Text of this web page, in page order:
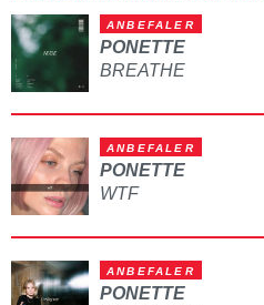
ANBEFALER
PONETTE
BREATHE
ANBEFALER
PONETTE
WTF
ANBEFALER
PONETTE